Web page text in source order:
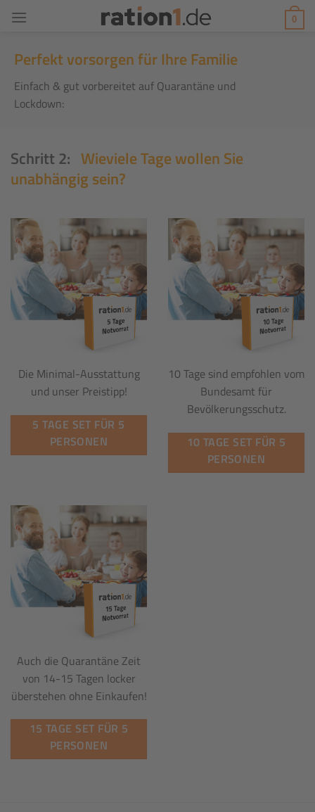
Inhalt
0
Perfekt vorsorgen für Ihre Familie
Einfach & gut vorbereitet auf Quarantäne und
Lockdown:
Schritt 2: Wieviele Tage wollen Sie
unabhängig sein?
Die Minimal-Ausstattung
und unser Preistipp!
5 TAGE SET FÜR 5
PERSONEN
10 Tage sind empfohlen vom
Bundesamt für
Bevölkerungsschutz.
10 TAGE SET FÜR 5
PERSONEN
Auch die Quarantäne Zeit
von 14-15 Tagen locker
überstehen ohne Einkaufen!
15 TAGE SET FÜR 5
PERSONEN